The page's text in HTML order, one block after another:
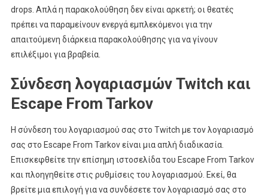
drops. Απλά η παρακολούθηση δεν είναι αρκετή; οι θεατές
πρέπει να παραμείνουν ενεργά εμπλεκόμενοι για την
απαιτούμενη διάρκεια παρακολούθησης για να γίνουν
επιλέξιμοι για βραβεία.
Σύνδεση λογαριασμών Twitch και
Escape From Tarkov
Η σύνδεση του λογαριασμού σας στο Twitch με τον λογαριασμό
σας στο Escape From Tarkov είναι μια απλή διαδικασία.
Επισκεφθείτε την επίσημη ιστοσελίδα του Escape From Tarkov
και πλοηγηθείτε στις ρυθμίσεις του λογαριασμού. Εκεί, θα
βρείτε μια επιλογή για να συνδέσετε τον λογαριασμό σας στο